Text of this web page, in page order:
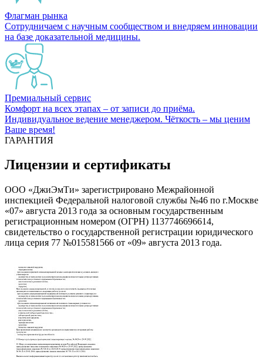
Флагман рынка
Сотрудничаем с научным сообществом и внедряем инновации
на базе доказательной медицины.
Премиальный сервис
Комфорт на всех этапах – от записи до приёма.
Индивидуальное ведение менеджером. Чёткость – мы ценим
Ваше время!
ГАРАНТИЯ
Лицензии и сертификаты
ООО «ДжиЭмТи» зарегистрировано Межрайонной
инспекцией Федеральной налоговой службы №46 по г.Москве
«07» августа 2013 года за основным государственным
регистрационным номером (ОГРН) 1137746696614,
свидетельство о государственной регистрации юридического
лица серия 77 №015581566 от «09» августа 2013 года.